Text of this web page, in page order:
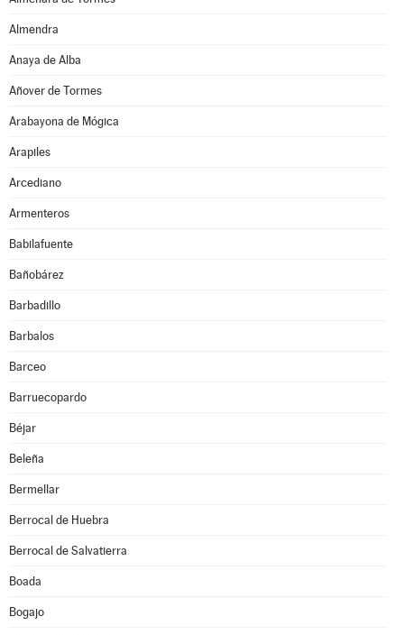
Almendra
Anaya de Alba
Añover de Tormes
Arabayona de Mógica
Arapiles
Arcediano
Armenteros
Babilafuente
Bañobárez
Barbadillo
Barbalos
Barceo
Barruecopardo
Béjar
Beleña
Bermellar
Berrocal de Huebra
Berrocal de Salvatierra
Boada
Bogajo